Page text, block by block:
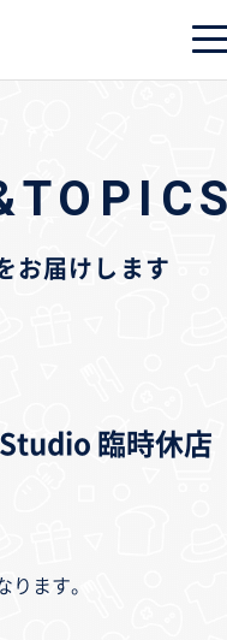
お届けします
臨時休店
ります。